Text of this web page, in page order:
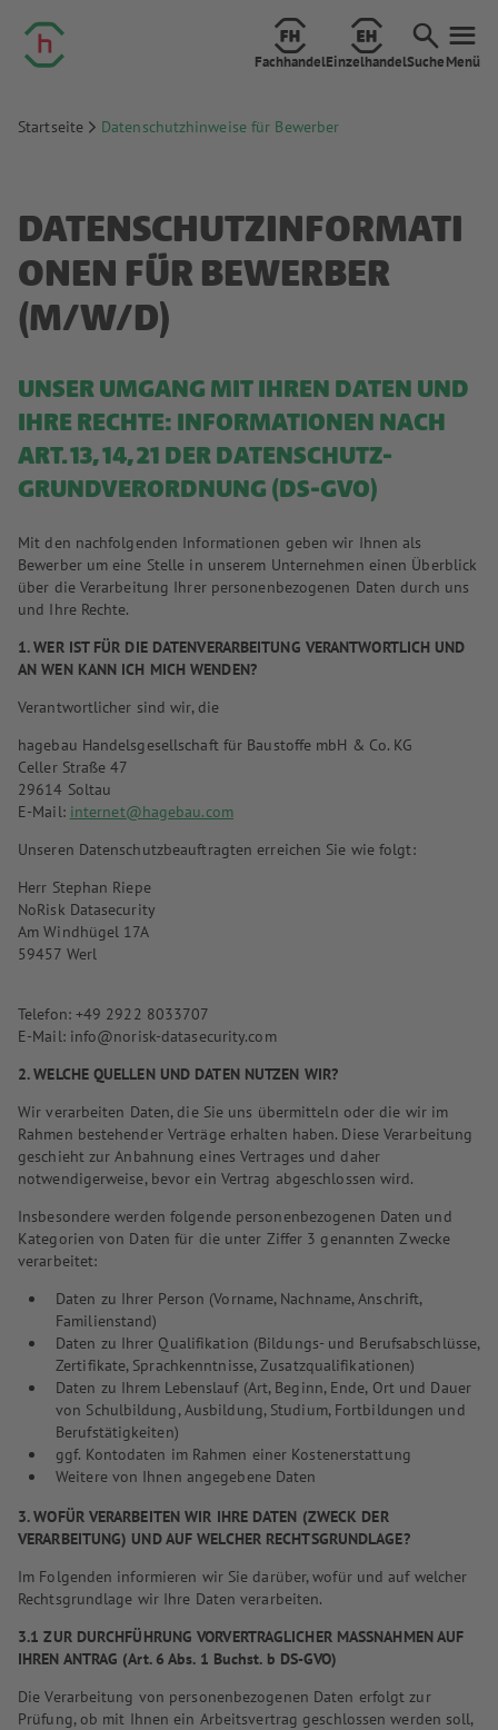
FachhandelEinzelhandelSucheMenü
Startseite Datenschutzhinweise für Bewerber
DATENSCHUTZINFORMATI
ONEN FÜR BEWERBER
(M/W/D)
UNSER UMGANG MIT IHREN DATEN UND
IHRE RECHTE: INFORMATIONEN NACH
ART. 13, 14, 21 DER DATENSCHUTZ-
GRUNDVERORDNUNG (DS-GVO)
Mit den nachfolgenden Informationen geben wir Ihnen als
Bewerber um eine Stelle in unserem Unternehmen einen Überblick
über die Verarbeitung Ihrer personenbezogenen Daten durch uns
und Ihre Rechte.
1. WER IST FÜR DIE DATENVERARBEITUNG VERANTWORTLICH UND
AN WEN KANN ICH MICH WENDEN?
Verantwortlicher sind wir, die
hagebau Handelsgesellschaft für Baustoffe mbH & Co. KG
Celler Straße 47
29614 Soltau
E-Mail: internet@hagebau.com
Unseren Datenschutzbeauftragten erreichen Sie wie folgt:
Herr Stephan Riepe
NoRisk Datasecurity
Am Windhügel 17A
59457 Werl
Telefon: +49 2922 8033707
E-Mail: info@norisk-datasecurity.com
2. WELCHE QUELLEN UND DATEN NUTZEN WIR?
Wir verarbeiten Daten, die Sie uns übermitteln oder die wir im
Rahmen bestehender Verträge erhalten haben. Diese Verarbeitung
geschieht zur Anbahnung eines Vertrages und daher
notwendigerweise, bevor ein Vertrag abgeschlossen wird.
Insbesondere werden folgende personenbezogenen Daten und
Kategorien von Daten für die unter Ziffer 3 genannten Zwecke
verarbeitet:
Daten zu Ihrer Person (Vorname, Nachname, Anschrift,
Familienstand)
Daten zu Ihrer Qualifikation (Bildungs- und Berufsabschlüsse,
Zertifikate, Sprachkenntnisse, Zusatzqualifikationen)
Daten zu Ihrem Lebenslauf (Art, Beginn, Ende, Ort und Dauer
von Schulbildung, Ausbildung, Studium, Fortbildungen und
Berufstätigkeiten)
ggf. Kontodaten im Rahmen einer Kostenerstattung
Weitere von Ihnen angegebene Daten
3. WOFÜR VERARBEITEN WIR IHRE DATEN (ZWECK DER
VERARBEITUNG) UND AUF WELCHER RECHTSGRUNDLAGE?
Im Folgenden informieren wir Sie darüber, wofür und auf welcher
Rechtsgrundlage wir Ihre Daten verarbeiten.
3.1 ZUR DURCHFÜHRUNG VORVERTRAGLICHER MASSNAHMEN AUF
IHREN ANTRAG (Art. 6 Abs. 1 Buchst. b DS-GVO)
Die Verarbeitung von personenbezogenen Daten erfolgt zur
Prüfung, ob mit Ihnen ein Arbeitsvertrag geschlossen werden soll,